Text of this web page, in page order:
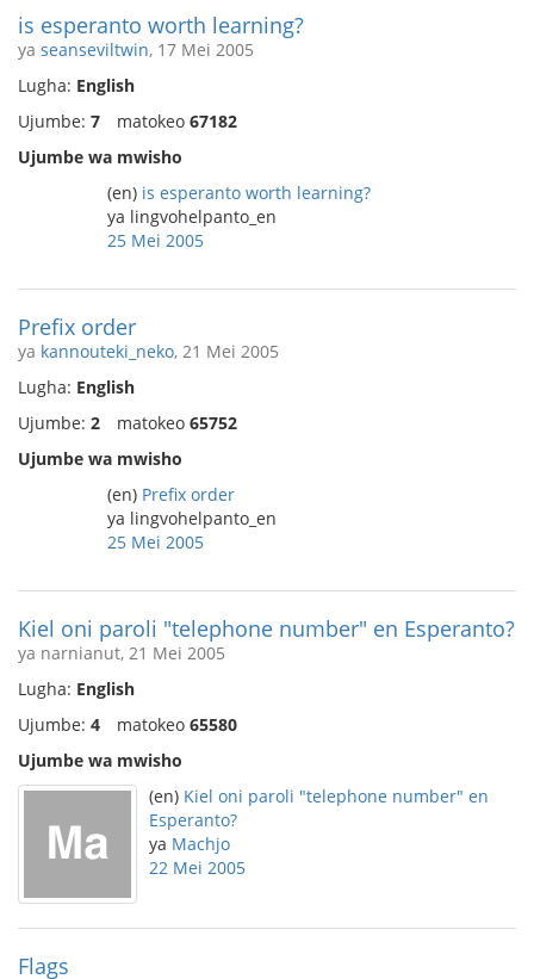
is esperanto worth learning?
ya seanseviltwin, 17 Mei 2005
Lugha: English
Ujumbe: 7 matokeo 67182
Ujumbe wa mwisho
(en) is esperanto worth learning?
ya lingvohelpanto_en
25 Mei 2005
Prefix order
ya kannouteki_neko, 21 Mei 2005
Lugha: English
Ujumbe: 2 matokeo 65752
Ujumbe wa mwisho
(en) Prefix order
ya lingvohelpanto_en
25 Mei 2005
Kiel oni paroli "telephone number" en Esperanto?
ya narnianut, 21 Mei 2005
Lugha: English
Ujumbe: 4 matokeo 65580
Ujumbe wa mwisho
(en) Kiel oni paroli "telephone number" en
Esperanto?
ya Machjo
22 Mei 2005
Flags